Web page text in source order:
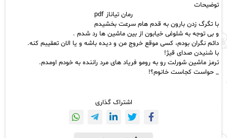
توضیحات
رمان تیاناز pdf
با تگرگ زدن بارون به قدم هام سرعت بخشیدم
و بی توجه به شلوغی خیابون از بین ماشین ها رد شدم .
دائم نگران بودم، کسی موقع خروج من و دیده باشه و یا الان تعقیبم کنه.
با شنیدن صدای قیژ!
ترمز ماشین شورلت رو به رومو فریاد های مرد راننده به خودم اومدم.
_ حواست کجاست خانوم؟!
اشتراک گذاری